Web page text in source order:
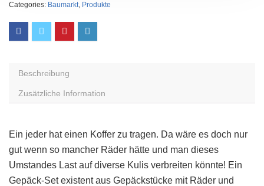
Categories: Baumarkt, Produkte
Beschreibung
Zusätzliche Information
Ein jeder hat einen Koffer zu tragen. Da wäre es doch nur
gut wenn so mancher Räder hätte und man dieses
Umstandes Last auf diverse Kulis verbreiten könnte! Ein
Gepäck-Set existent aus Gepäckstücke mit Räder und